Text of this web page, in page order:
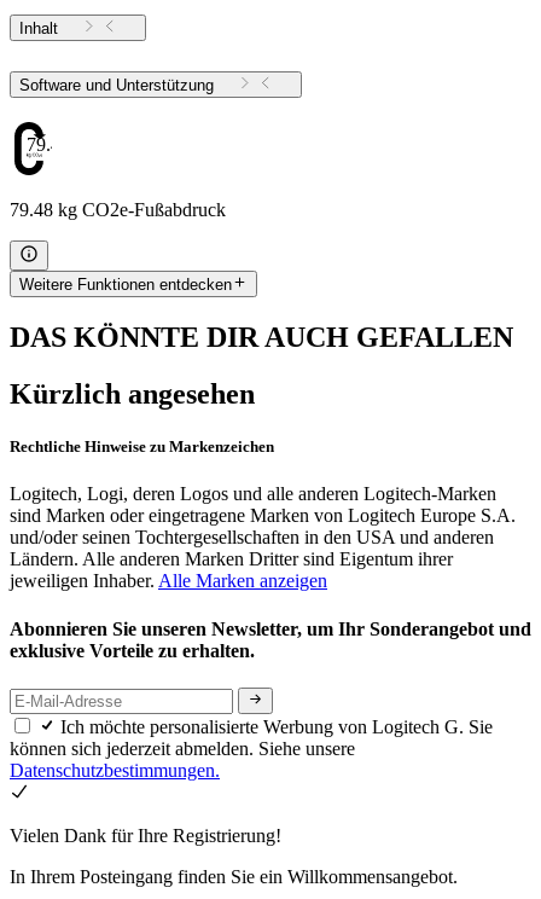
Inhalt
Software und Unterstützung
79.48
79.48 kg CO2e-Fußabdruck
Weitere Funktionen entdecken
DAS KÖNNTE DIR AUCH GEFALLEN
Kürzlich angesehen
Rechtliche Hinweise zu Markenzeichen
Logitech, Logi, deren Logos und alle anderen Logitech-Marken
sind Marken oder eingetragene Marken von Logitech Europe S.A.
und/oder seinen Tochtergesellschaften in den USA und anderen
Ländern. Alle anderen Marken Dritter sind Eigentum ihrer
jeweiligen Inhaber. Alle Marken anzeigen
Abonnieren Sie unseren Newsletter, um Ihr Sonderangebot und
exklusive Vorteile zu erhalten.
Ich möchte personalisierte Werbung von Logitech G. Sie
können sich jederzeit abmelden. Siehe unsere
Datenschutzbestimmungen.
Vielen Dank für Ihre Registrierung!
In Ihrem Posteingang finden Sie ein Willkommensangebot.